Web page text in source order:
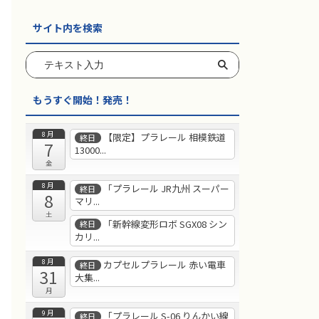
サイト内を検索
もうすぐ開始！発売！
8月
7
金
終日
【限定】プラレール 相模鉄道
13000...
8月
8
土
終日
「プラレール JR九州 スーパー
マリ...
終日
「新幹線変形ロボ SGX08 シン
カリ...
8月
31
月
終日
カプセルプラレール 赤い電車
大集...
9月 終日 「プラレール S-06 りんかい線